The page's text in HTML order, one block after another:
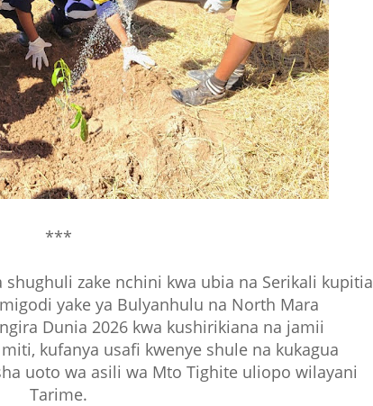
***
zake nchini kwa ubia na Serikali kupitia
yake ya Bulyanhulu na North Mara
Dunia 2026 kwa kushirikiana na jamii
kufanya usafi kwenye shule na kukagua
uoto wa asili wa Mto Tighite uliopo wilayani
Tarime.